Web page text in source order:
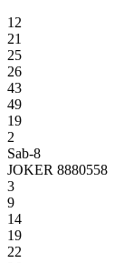
12
21
25
26
43
49
19
2
Sab-8
JOKER 8880558
3
9
14
19
22